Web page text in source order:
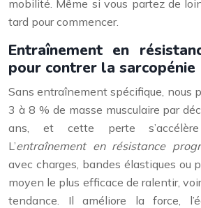
mobilité. Même si vous partez de
tard pour commencer.
Entraînement en
pour contrer la sarcopénie
Sans entraînement spécifique, nous
3 à 8 % de masse musculaire par
ans, et cette perte
L’entraînement en résistance
avec charges, bandes élastiques ou
moyen le plus efficace de ralentir,
tendance. Il améliore la force,